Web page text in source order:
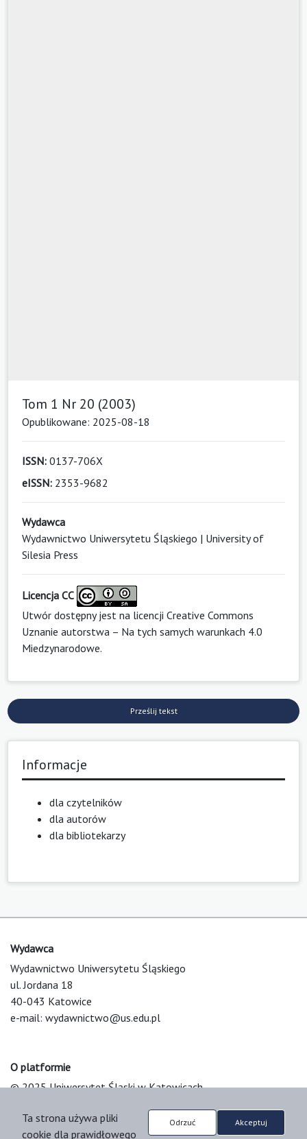
Tom 1 Nr 20 (2003)
Opublikowane: 2025-08-18
ISSN: 0137-706X
eISSN: 2353-9682
Wydawca
Wydawnictwo Uniwersytetu Śląskiego | University of
Silesia Press
Licencja CC
Utwór dostępny jest na licencji Creative Commons
Uznanie autorstwa – Na tych samych warunkach 4.0
Miedzynarodowe.
Prześlij tekst
Informacje
dla czytelników
dla autorów
dla bibliotekarzy
Wydawca
Wydawnictwo Uniwersytetu Śląskiego
ul. Jordana 18
40-043 Katowice
e-mail: wydawnictwo@us.edu.pl
O platformie
© 2025 Uniwersytet Śląski w Katowicach
Platform & Workflow by OJS/PKP
Ta strona używa pliki
cookie dla prawidłowego
Odrzuć Akceptuj